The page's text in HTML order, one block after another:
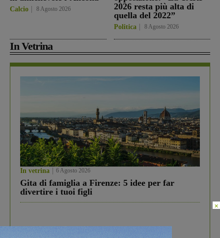
Calcio 8 Agosto 2026
2026 resta più alta di
quella del 2022”
Politica 8 Agosto 2026
In Vetrina
In vetrina 6 Agosto 2026
Gita di famiglia a Firenze: 5 idee per far
divertire i tuoi figli
×